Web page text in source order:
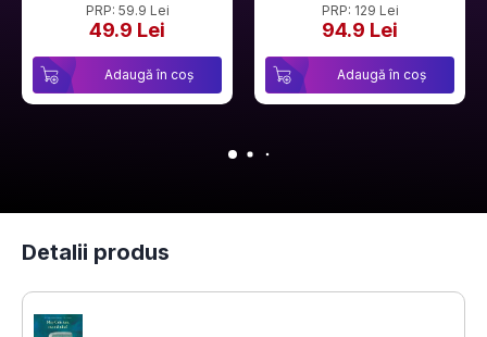
PRP: 59.9 Lei
49.9 Lei
Adaugă în coș
PRP: 129 Lei
94.9 Lei
Adaugă în coș
Detalii produs